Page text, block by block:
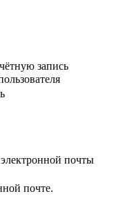
запись
почты
почте.